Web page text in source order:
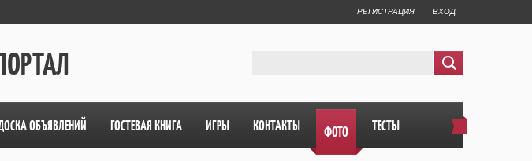
РЕГИСТРАЦИЯ ВХОД
ОБЪЯВЛЕНИЙ ГОСТЕВАЯ КНИГА ИГРЫ КОНТАКТЫ ФОТО ТЕСТЫ